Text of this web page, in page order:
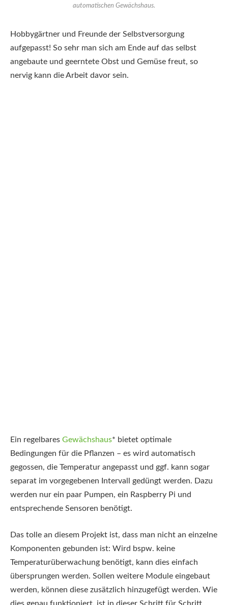
automatischen Gewächshaus.
Hobbygärtner und Freunde der Selbstversorgung
aufgepasst! So sehr man sich am Ende auf das selbst
angebaute und geerntete Obst und Gemüse freut, so
nervig kann die Arbeit davor sein.
Ein regelbares Gewächshaus* bietet optimale
Bedingungen für die Pflanzen – es wird automatisch
gegossen, die Temperatur angepasst und ggf. kann sogar
separat im vorgegebenen Intervall gedüngt werden. Dazu
werden nur ein paar Pumpen, ein Raspberry Pi und
entsprechende Sensoren benötigt.
Das tolle an diesem Projekt ist, dass man nicht an einzelne
Komponenten gebunden ist: Wird bspw. keine
Temperaturüberwachung benötigt, kann dies einfach
übersprungen werden. Sollen weitere Module eingebaut
werden, können diese zusätzlich hinzugefügt werden. Wie
dies genau funktioniert, ist in dieser Schritt für Schritt